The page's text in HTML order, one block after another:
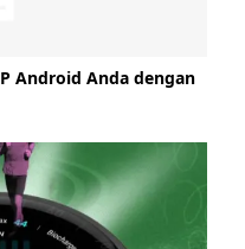
Android Anda dengan